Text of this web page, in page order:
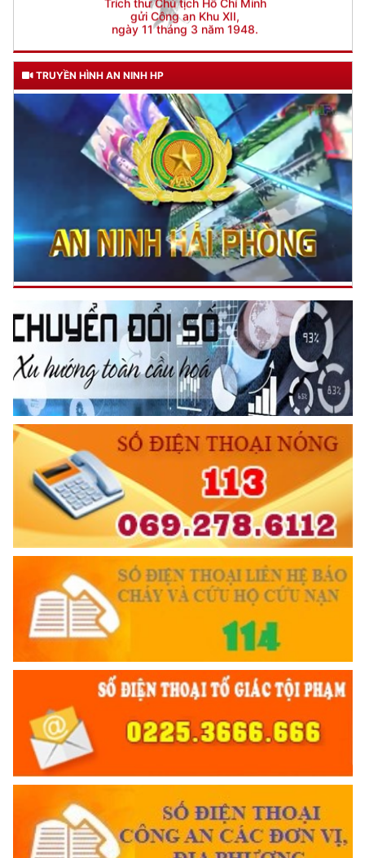
TRUYỀN HÌNH AN NINH HP